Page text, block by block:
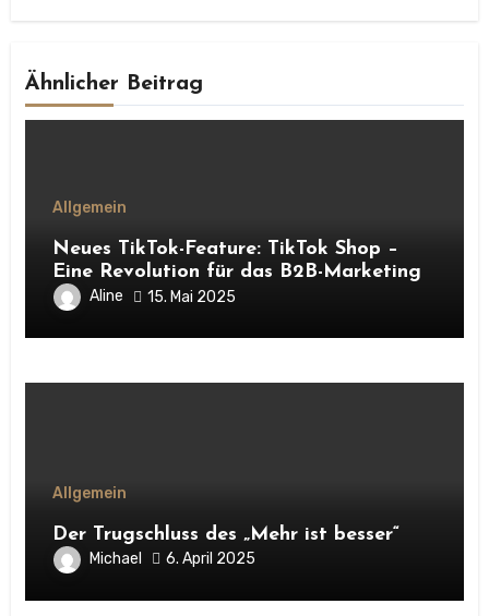
Ähnlicher Beitrag
Allgemein
Neues TikTok-Feature: TikTok Shop –
Eine Revolution für das B2B-Marketing
Aline 15. Mai 2025
Allgemein
Der Trugschluss des „Mehr ist besser“
Michael 6. April 2025